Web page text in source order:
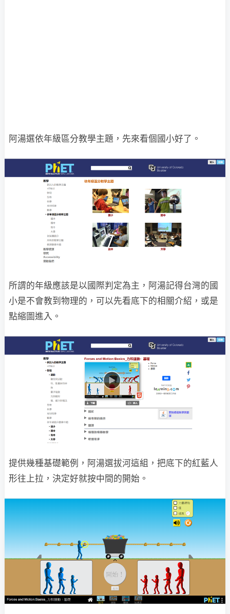
阿湯選依年級區分教學主題，先來看個國小好了。
所謂的年級應該是以國際判定為主，阿湯記得台灣的國
小是不會教到物理的，可以先看底下的相關介紹，或是
點縮圖進入。
提供幾種基礎範例，阿湯選拔河這組，把底下的紅藍人
形往上拉，決定好就按中間的開始。